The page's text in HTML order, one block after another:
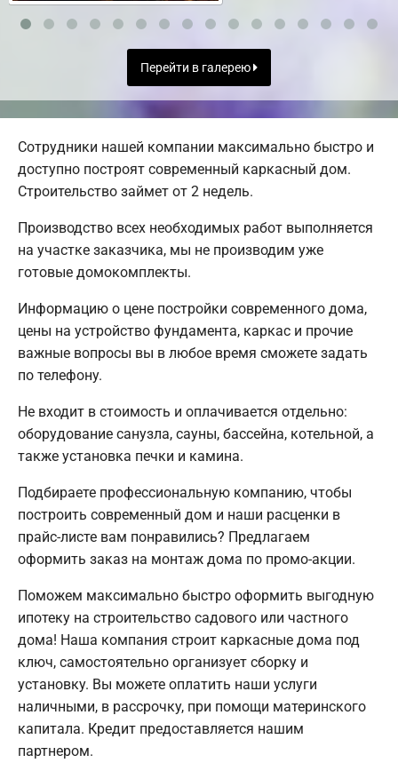
Перейти в галерею
Сотрудники нашей компании максимально быстро и
доступно построят современный каркасный дом.
Строительство займет от 2 недель.
Производство всех необходимых работ выполняется
на участке заказчика, мы не производим уже
готовые домокомплекты.
Информацию о цене постройки современного дома,
цены на устройство фундамента, каркас и прочие
важные вопросы вы в любое время сможете задать
по телефону.
Не входит в стоимость и оплачивается отдельно:
оборудование санузла, сауны, бассейна, котельной, а
также установка печки и камина.
Подбираете профессиональную компанию, чтобы
построить современный дом и наши расценки в
прайс-листе вам понравились? Предлагаем
оформить заказ на монтаж дома по промо-акции.
Поможем максимально быстро оформить выгодную
ипотеку на строительство садового или частного
дома! Наша компания строит каркасные дома под
ключ, самостоятельно организует сборку и
установку. Вы можете оплатить наши услуги
наличными, в рассрочку, при помощи материнского
капитала. Кредит предоставляется нашим
партнером.